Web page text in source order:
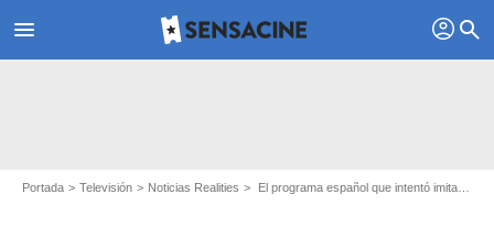
menu profil search
Portada Televisión Noticias Realities El programa español que intentó imitar el éxito de 'La casa de empeños', pero fracasó: fue cancelado a las dos semanas de estrenarse